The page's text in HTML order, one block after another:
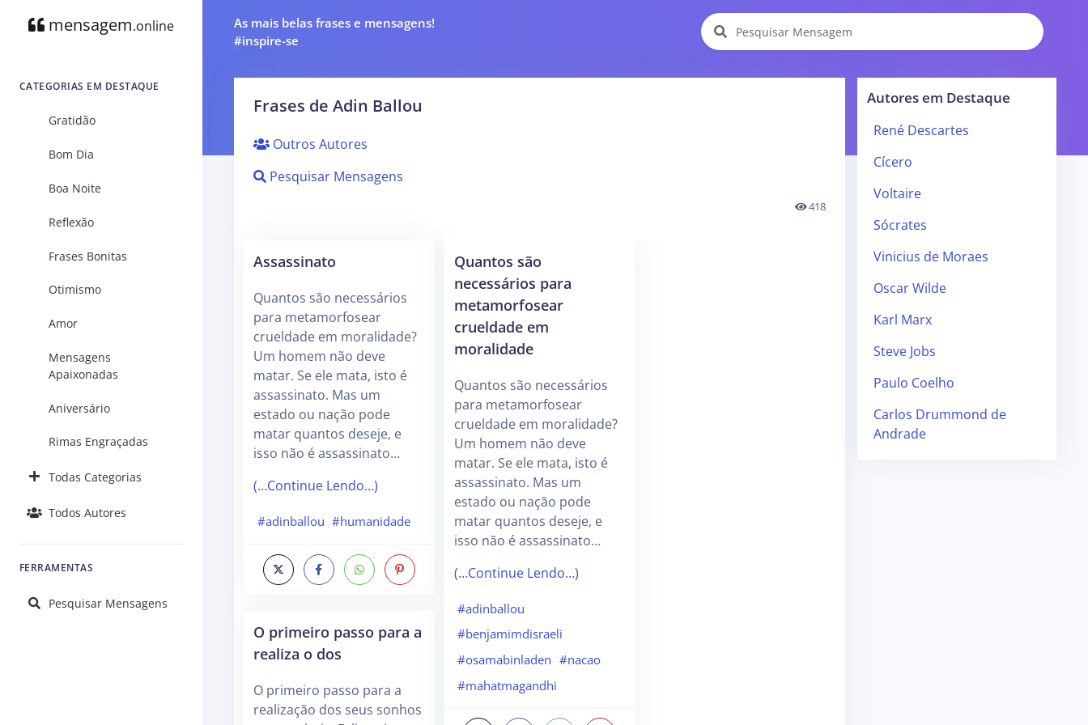
mensagem.online
CATEGORIAS EM DESTAQUE
Gratidão
Bom Dia
Boa Noite
Reflexão
Frases Bonitas
Otimismo
Amor
Mensagens
Apaixonadas
Aniversário
Rimas Engraçadas
Todas Categorias
Todos Autores
FERRAMENTAS
Pesquisar Mensagens
As mais belas frases e mensagens!
#inspire-se
Frases de Adin Ballou
Outros Autores
Pesquisar Mensagens
418
Assassinato
Quantos são necessários
para metamorfosear
crueldade em moralidade?
Um homem não deve
matar. Se ele mata, isto é
assassinato. Mas um
estado ou nação pode
matar quantos deseje, e
isso não é assassinato…
(…Continue Lendo…)
#adinballou #humanidade
O primeiro passo para a
realiza o dos
O primeiro passo para a
realização dos seus sonhos
Quantos são
necessários para
metamorfosear
crueldade em
moralidade
Quantos são necessários
para metamorfosear
crueldade em moralidade?
Um homem não deve
matar. Se ele mata, isto é
assassinato. Mas um
estado ou nação pode
matar quantos deseje, e
isso não é assassinato…
(…Continue Lendo…)
#adinballou
#benjamimdisraeli
#osamabinladen #nacao
#mahatmagandhi
Autores em Destaque
René Descartes
Cícero
Voltaire
Sócrates
Vinicius de Moraes
Oscar Wilde
Karl Marx
Steve Jobs
Paulo Coelho
Carlos Drummond de
Andrade